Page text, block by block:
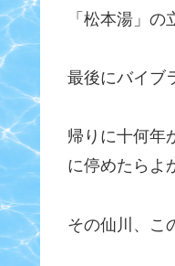
「松本湯」の
最後にバイブ
帰りに十何年
に停めたらよ
その仙川、こ